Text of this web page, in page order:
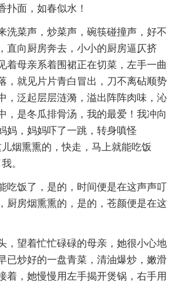
扑面，如春似水！
洗菜声，炒菜声，碗筷碰撞声，好不
直向厨房奔去，小小的厨房逼仄挤
着母亲系着围裙正在切菜，左手一曲
，就见片片青白冒出，刀不离砧顺势
，泛起层层涟漪，溢出阵阵肉味，沁
，是冬瓜排骨汤，我的最爱！我冲向
妈，妈妈吓了一跳，转身嗔怪
烟熏熏的，快走，马上就能吃饭
。
吃饭了，是的，时间便是在这声声叮
厨房烟熏熏的，是的，苍颜便是在这
，望着忙忙碌碌的母亲，她很小心地
已炒好的一盘青菜，清油爆炒，嫩滑
着，她慢慢用左手揭开煲锅，右手用